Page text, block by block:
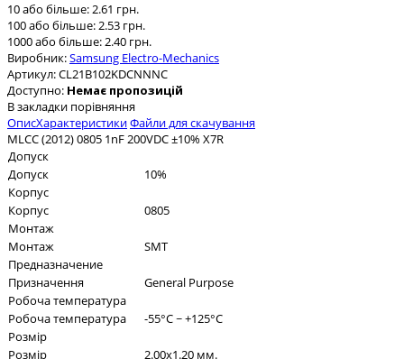
10 або більше: 2.61 грн.
100 або більше: 2.53 грн.
1000 або більше: 2.40 грн.
Виробник:Samsung Electro-Mechanics
Артикул:CL21B102KDCNNNC
Доступно: Немає пропозицій
В закладки порівняння
ОписХарактеристикиФайли для скачування
MLCC (2012) 0805 1nF 200VDC ±10% X7R
Допуск
Допуск
10%
Корпус
Корпус
0805
Монтаж
Монтаж
SMT
Предназначение
Призначення
General Purpose
Робоча температура
Робоча температура
-55°C ~ +125°C
Розмір
Розмір
2.00x1.20 мм.